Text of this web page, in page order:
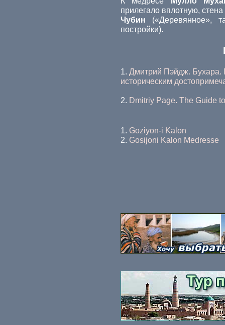
прилегало вплотную,
Чубин («Деревянное»,
постройки).
1. Дмитрий Пэйдж. Бухара.
историческим
2. Dmitriy Page. The Guide
1. Goziyon-i Kalon
2. Gosijoni Kalon Medresse